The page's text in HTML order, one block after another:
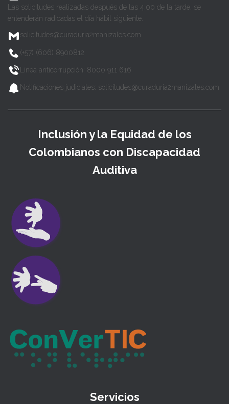
Las solicitudes realizadas después de las 4:00 de la tarde, se
entenderán radicadas el día hábil siguiente.
solicitudes@curaduria2manizales.com
(+57) (606) 8900812
Línea anticorrupción: 8000 911 616
Notificaciones judiciales: solicitudes@curaduria2manizales.com
Inclusión y la Equidad de los
Colombianos con Discapacidad
Auditiva
Servicios